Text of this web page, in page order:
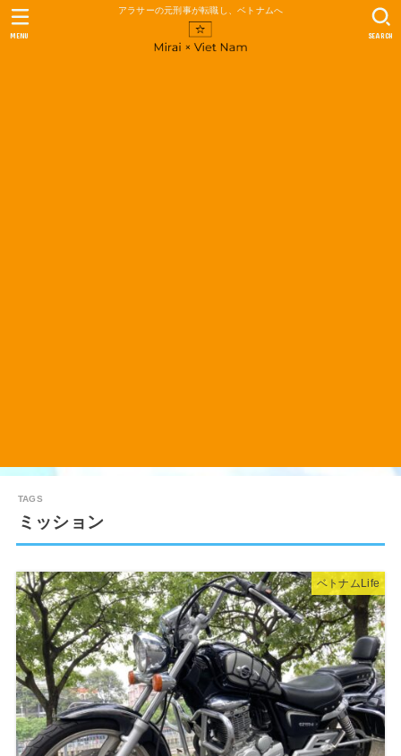
アラサーの元刑事が転職し、ベトナムへ
SEARCH
MENU
ミッション
ベトナムLife